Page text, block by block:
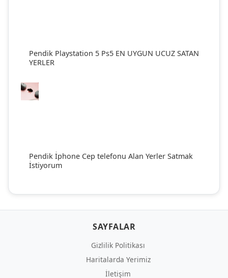
Pendik Playstation 5 Ps5 EN UYGUN UCUZ SATAN
YERLER
Pendik İphone Cep telefonu Alan Yerler Satmak
İstiyorum
SAYFALAR
Gizlilik Politikası
Haritalarda Yerimiz
İletişim